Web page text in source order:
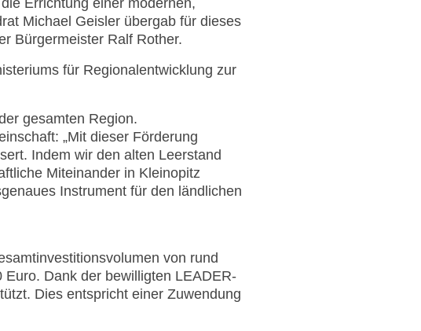
Michael Geisler übergab für dieses
Bürgermeister Ralf Rother.
für Regionalentwicklung zur
gesamten Region.
„Mit dieser Förderung
Indem wir den alten Leerstand
Miteinander in Kleinopitz
Instrument für den ländlichen
von rund
Dank der bewilligten LEADER-
Dies entspricht einer Zuwendung